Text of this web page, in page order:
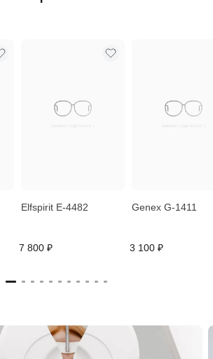
Elfspirit E-4482
7 800 ₽
Genex G-1411
3 100 ₽